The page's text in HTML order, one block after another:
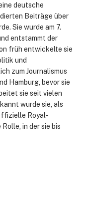
deutsche
Beiträge über
Sie wurde am 7.
entstammt der
früh entwickelte sie
und
zum Journalismus
Hamburg, bevor sie
sie seit vielen
wurde sie, als
Royal-
in der sie bis